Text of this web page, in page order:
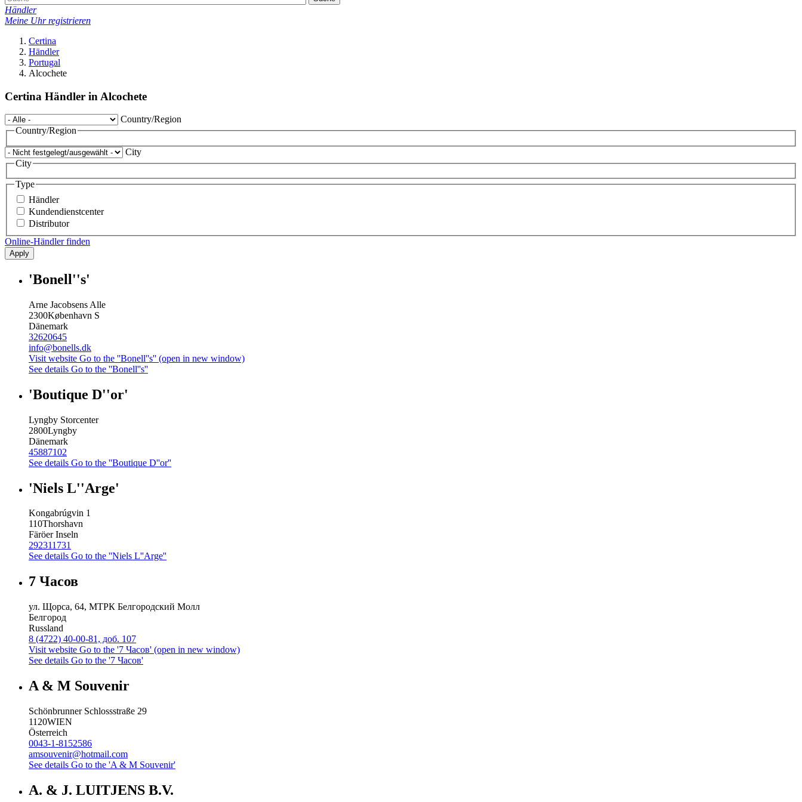
Händler
Meine Uhr registrieren
Certina
Händler
Portugal
Alcochete
Certina Händler in Alcochete
Country/Region
Country/Region
City
City
Type
Händler
Kundendienstcenter
Distributor
Online-Händler finden
Apply
'Bonell''s'
Arne Jacobsens Alle
2300København S
Dänemark
32620645
info@bonells.dk
Visit website Go to the ''Bonell''s'' (open in new window)
See details Go to the ''Bonell''s''
'Boutique D''or'
Lyngby Storcenter
2800Lyngby
Dänemark
45887102
See details Go to the ''Boutique D''or''
'Niels L''Arge'
Kongabrúgvin 1
110Thorshavn
Färöer Inseln
292311731
See details Go to the ''Niels L''Arge''
7 Часов
ул. Щорса, 64, МТРК Белгородский Молл
Белгород
Russland
8 (4722) 40-00-81, доб. 107
Visit website Go to the '7 Часов' (open in new window)
See details Go to the '7 Часов'
A & M Souvenir
Schönbrunner Schlossstraße 29
1120WIEN
Österreich
0043-1-8152586
amsouvenir@hotmail.com
See details Go to the 'A & M Souvenir'
A. & J. LUITJENS B.V.